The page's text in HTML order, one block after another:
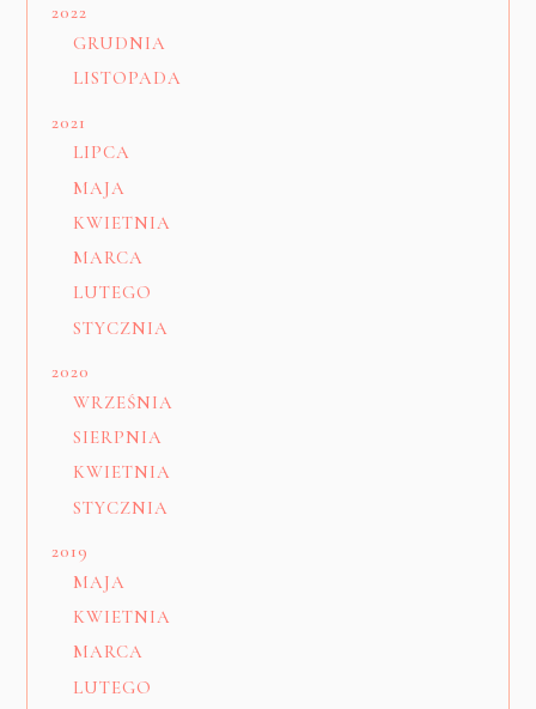
2022
GRUDNIA
LISTOPADA
2021
LIPCA
MAJA
KWIETNIA
MARCA
LUTEGO
STYCZNIA
2020
WRZEŚNIA
SIERPNIA
KWIETNIA
STYCZNIA
2019
MAJA
KWIETNIA
MARCA
LUTEGO